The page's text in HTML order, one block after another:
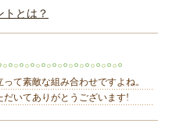
トとは？
て素敵な組み合わせですよね。
いてありがとうございます!